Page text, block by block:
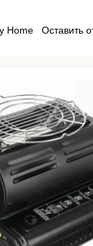
Home Оставить